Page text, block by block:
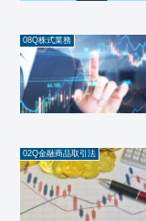
08Q株式業務
02Q金融商品取引法